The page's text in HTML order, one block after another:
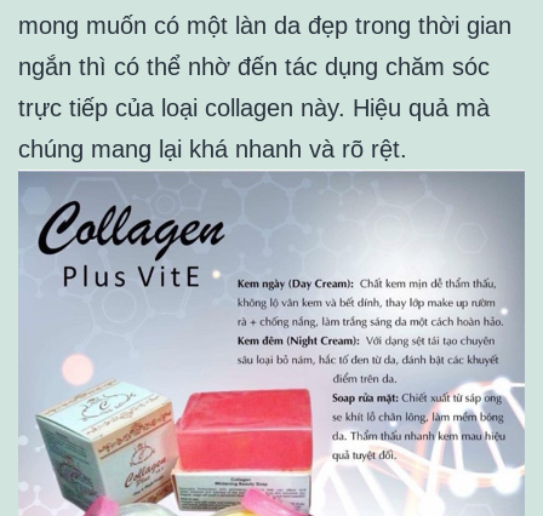
mong muốn có một làn da đẹp trong thời gian
ngắn thì có thể nhờ đến tác dụng chăm sóc
trực tiếp của loại collagen này. Hiệu quả mà
chúng mang lại khá nhanh và rõ rệt.